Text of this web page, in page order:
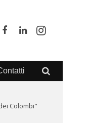
Colombi"